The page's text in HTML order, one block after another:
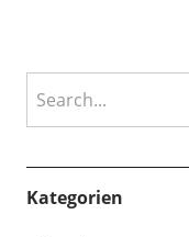
Kategorien